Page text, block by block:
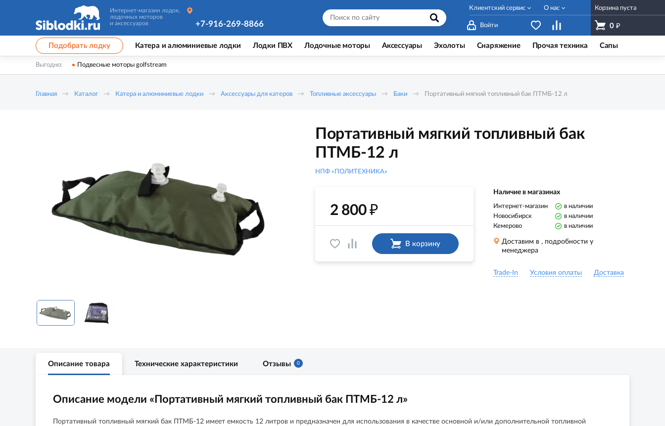
Интернет-магазин лодок,
лодочных моторов
и аксессуаров
Войти
Корзина пуста
0 ₽
+7-916-269-8866
Клиентский сервис О нас
Подобрать лодку Катера и алюминиевые лодки Лодки ПВХ Лодочные моторы Аксессуары Эхолоты Снаряжение Прочая техника Сапы
Выгодно: Подвесные моторы golfstream
Главная Каталог Катера и алюминиевые лодки Аксессуары для катеров Топливные аксессуары Баки Портативный мягкий топливный бак ПТМБ-12 л
Портативный мягкий топливный бак
ПТМБ-12 л
НПФ «ПОЛИТЕХНИКА»
2 800₽
В корзину
Наличие в магазинах
Интернет-магазин
в наличии
Новосибирск
в наличии
Кемерово
в наличии
Доставим в , подробности у
менеджера
Trade-In Условия оплаты Доставка
Описание товара Технические характеристики Отзывы 0
Описание модели «Портативный мягкий топливный бак ПТМБ-12 л»
Портативный топливный мягкий бак ПТМБ-12 имеет емкость 12 литров и предназначен для использования в качестве основной и/или дополнительной топливной